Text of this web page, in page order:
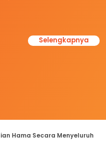
Selengkapnya
Hama Secara Menyeluruh